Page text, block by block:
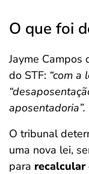
O que foi
Jayme Campos
do STF: “com a
aposentadoria”.
O tribunal
uma nova lei,
para recalcular